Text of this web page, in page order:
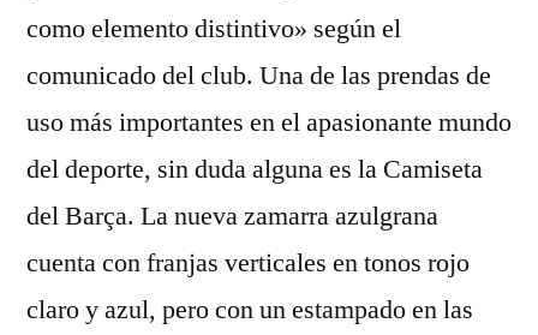
como elemento distintivo» según el
comunicado del club. Una de las prendas de
uso más importantes en el apasionante mundo
del deporte, sin duda alguna es la Camiseta
del Barça. La nueva zamarra azulgrana
cuenta con franjas verticales en tonos rojo
claro y azul, pero con un estampado en las